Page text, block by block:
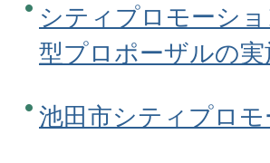
シティプロモーシ
型プロポーザルの実
池田市シティプロ